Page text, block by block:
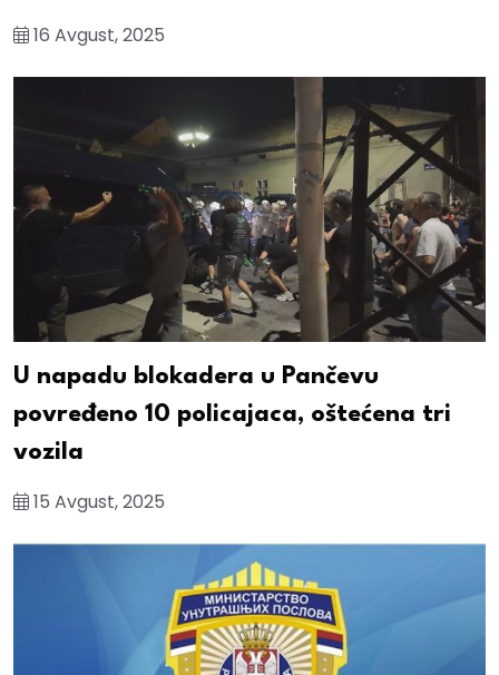
16 Avgust, 2025
U napadu blokadera u Pančevu
povređeno 10 policajaca, oštećena tri
vozila
15 Avgust, 2025